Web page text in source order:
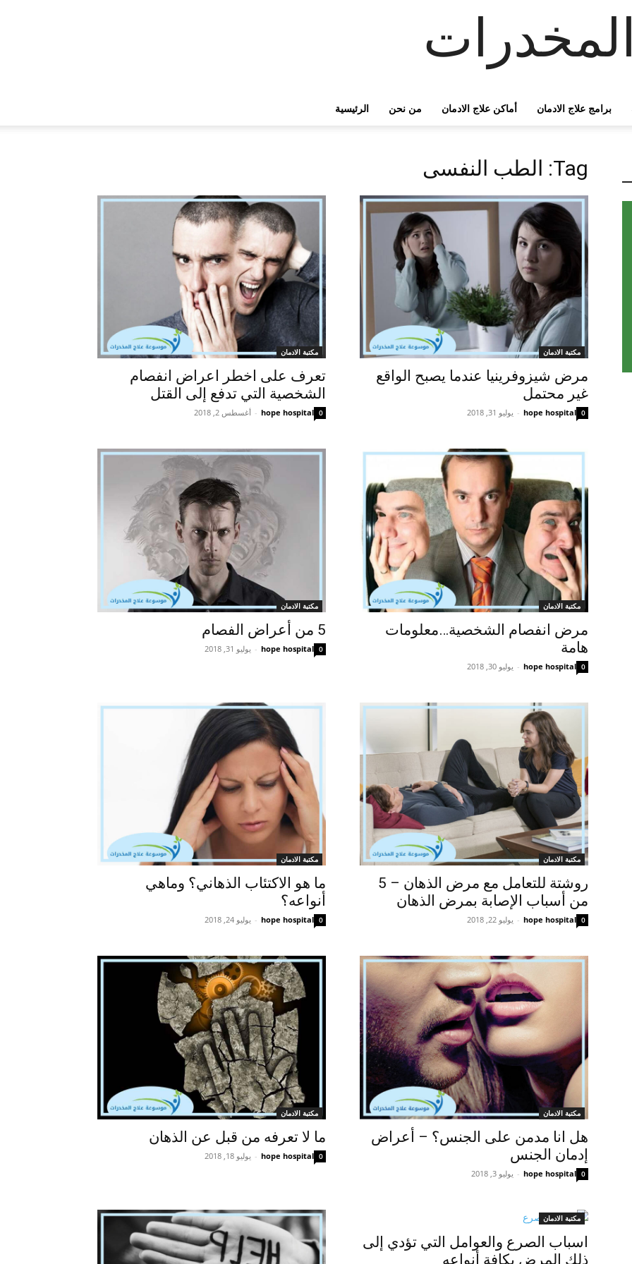
الرئيسية من نحن أماكن علاج الادمان برامج علاج الادمان
Tag: الطب النفسى
مكتبة الادمان
تعرف على اخطر اعراض انفصام
الشخصية التي تدفع إلى القتل
hope hospital
- أغسطس 2, 2018 0
مكتبة الادمان
مرض شيزوفرينيا عندما يصبح الواقع
غير محتمل
hope hospital
- يوليو 31, 2018 0
مكتبة الادمان
5 من أعراض الفصام
hope hospital
- يوليو 31, 2018 0
مكتبة الادمان
مرض انفصام الشخصية…معلومات
هامة
hope hospital
- يوليو 30, 2018 0
مكتبة الادمان
ما هو الاكتئاب الذهاني؟ وماهي
أنواعه؟
hope hospital
- يوليو 24, 2018 0
مكتبة الادمان
روشتة للتعامل مع مرض الذهان – 5
من أسباب الإصابة بمرض الذهان
hope hospital
- يوليو 22, 2018 0
مكتبة الادمان
ما لا تعرفه من قبل عن الذهان
hope hospital
- يوليو 18, 2018 0
مكتبة الادمان
هل انا مدمن على الجنس؟ – أعراض
إدمان الجنس
hope hospital
- يوليو 3, 2018 0
مكتبة الادمان
اسباب الصرع والعوامل التي تؤدي إلى
ذلك المرض بكافة أنواعه